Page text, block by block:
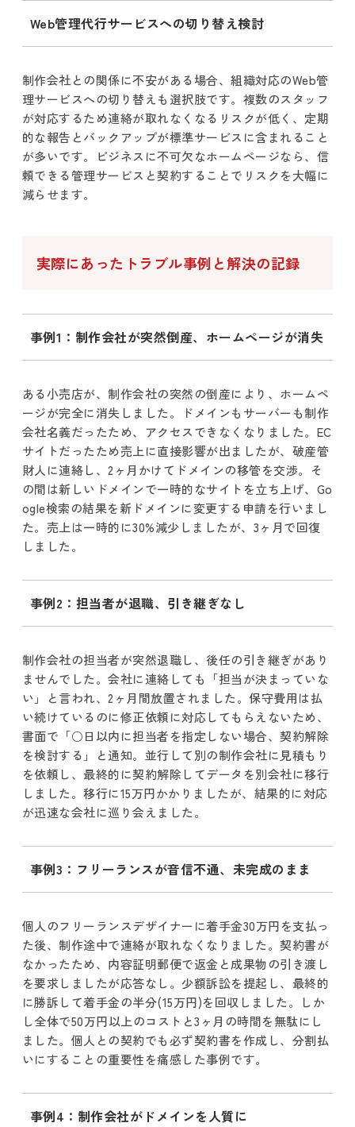
Web管理代行サービスへの切り替え検討
制作会社との関係に不安がある場合、組織対応のWeb管
理サービスへの切り替えも選択肢です。複数のスタッフ
が対応するため連絡が取れなくなるリスクが低く、定期
的な報告とバックアップが標準サービスに含まれること
が多いです。ビジネスに不可欠なホームページなら、信
頼できる管理サービスと契約することでリスクを大幅に
減らせます。
実際にあったトラブル事例と解決の記録
事例1：制作会社が突然倒産、ホームページが消失
ある小売店が、制作会社の突然の倒産により、ホームペ
ージが完全に消失しました。ドメインもサーバーも制作
会社名義だったため、アクセスできなくなりました。EC
サイトだったため売上に直接影響が出ましたが、破産管
財人に連絡し、2ヶ月かけてドメインの移管を交渉。そ
の間は新しいドメインで一時的なサイトを立ち上げ、Go
ogle検索の結果を新ドメインに変更する申請を行いまし
た。売上は一時的に30%減少しましたが、3ヶ月で回復
しました。
事例2：担当者が退職、引き継ぎなし
制作会社の担当者が突然退職し、後任の引き継ぎがあり
ませんでした。会社に連絡しても「担当が決まっていな
い」と言われ、2ヶ月間放置されました。保守費用は払
い続けているのに修正依頼に対応してもらえないため、
書面で「○日以内に担当者を指定しない場合、契約解除
を検討する」と通知。並行して別の制作会社に見積もり
を依頼し、最終的に契約解除してデータを別会社に移行
しました。移行に15万円かかりましたが、結果的に対応
が迅速な会社に巡り会えました。
事例3：フリーランスが音信不通、未完成のまま
個人のフリーランスデザイナーに着手金30万円を支払っ
た後、制作途中で連絡が取れなくなりました。契約書が
なかったため、内容証明郵便で返金と成果物の引き渡し
を要求しましたが応答なし。少額訴訟を提起し、最終的
に勝訴して着手金の半分(15万円)を回収しました。しか
し全体で50万円以上のコストと3ヶ月の時間を無駄にし
ました。個人との契約でも必ず契約書を作成し、分割払
いにすることの重要性を痛感した事例です。
事例4：制作会社がドメインを人質に